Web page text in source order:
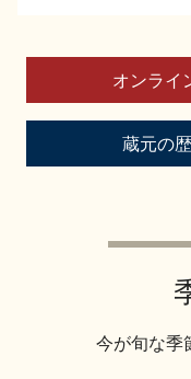
地酒蔵元会とは
お問い合わせ
オンライ
蔵元の
今が旬な季